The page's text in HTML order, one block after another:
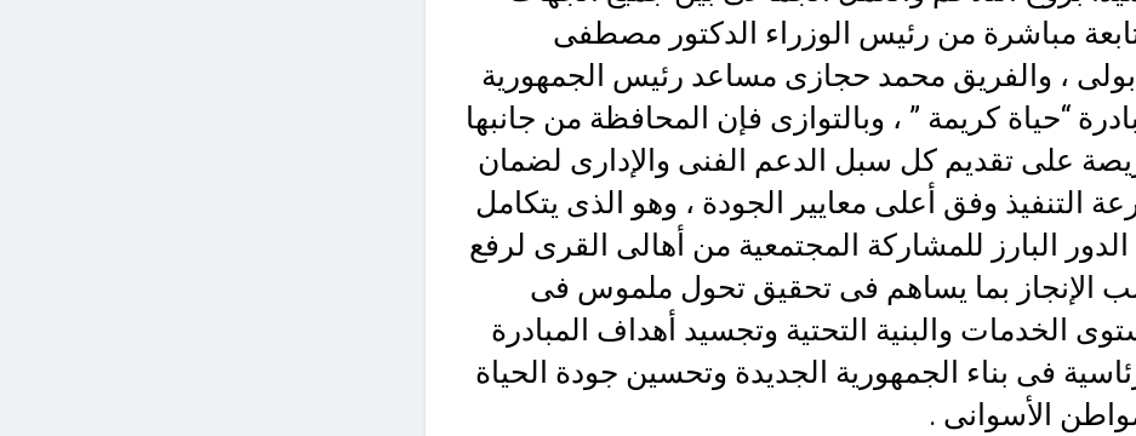
مباشرة من رئيس الوزراء الدكتور مصطفى
، والفريق محمد حجازى مساعد رئيس الجمهورية
“حياة كريمة ” ، وبالتوازى فإن المحافظة من جانبها
على تقديم كل سبل الدعم الفنى والإدارى لضمان
التنفيذ وفق أعلى معايير الجودة ، وهو الذى يتكامل
البارز للمشاركة المجتمعية من أهالى القرى لرفع
الإنجاز بما يساهم فى تحقيق تحول ملموس فى
الخدمات والبنية التحتية وتجسيد أهداف المبادرة
فى بناء الجمهورية الجديدة وتحسين جودة الحياة
الأسوانى .